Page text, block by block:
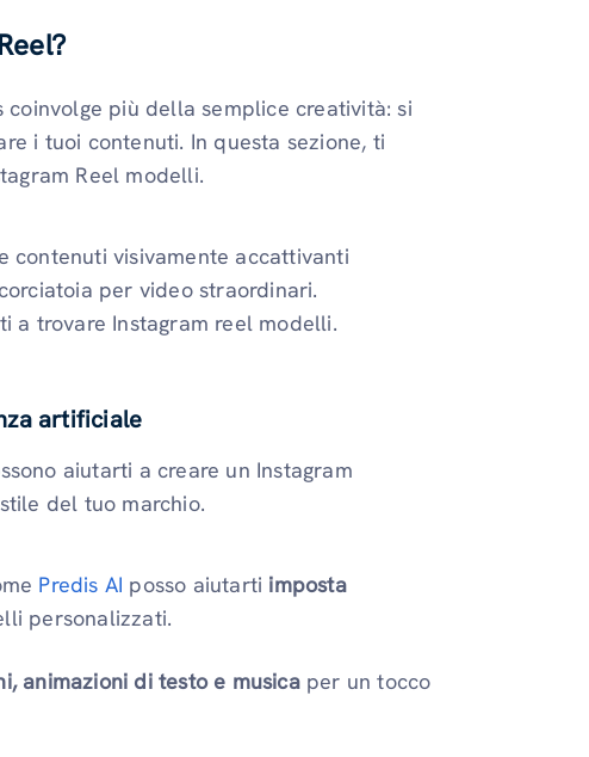
più della semplice creatività: si
i tuoi contenuti. In questa sezione, ti
Reel modelli.
contenuti visivamente accattivanti
per video straordinari.
a trovare Instagram reel modelli.
artificiale
aiutarti a creare un Instagram
del tuo marchio.
Predis AI posso aiutarti imposta
personalizzati.
animazioni di testo e musicaper un tocco